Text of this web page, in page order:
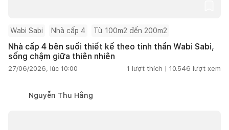
Wabi Sabi Nhà cấp 4 Từ 100m2 đến 200m2
Nhà cấp 4 bên suối thiết kế theo tinh thần Wabi Sabi,
sống chậm giữa thiên nhiên
27/06/2026, lúc 10:00 1 lượt thích | 10.546 lượt xem
Nguyễn Thu Hằng